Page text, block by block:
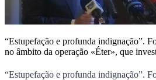
“Estupefação e profunda indignação”.
no âmbito da operação «Éter», que
“Estupefação e profunda indignação”.